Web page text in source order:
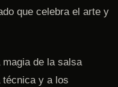
que celebra el arte y
de la salsa
técnica y a los